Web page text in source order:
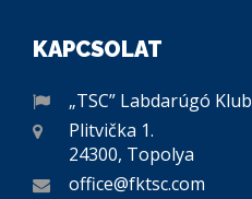
KAPCSOLAT
„TSC” Labdarúgó Klub
Plitvička 1.
24300, Topolya
office@fktsc.com